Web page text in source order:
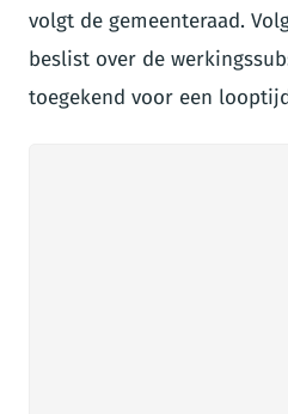
volgt de gemeenteraad.
beslist over de
toegekend voor een